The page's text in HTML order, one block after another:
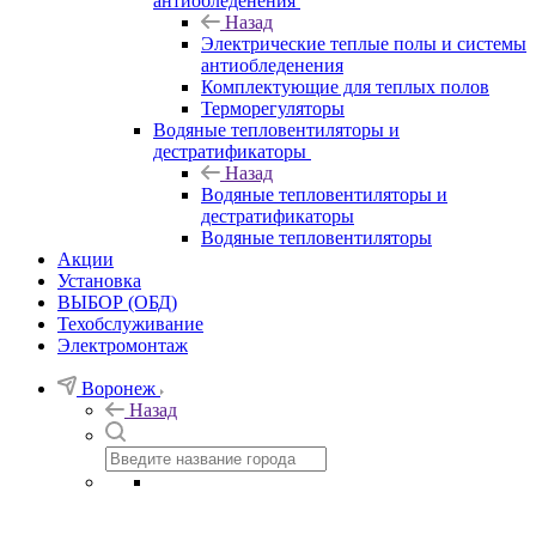
Назад
Электрические теплые полы и системы
антиобледенения
Комплектующие для теплых полов
Терморегуляторы
Водяные тепловентиляторы и
дестратификаторы
Назад
Водяные тепловентиляторы и
дестратификаторы
Водяные тепловентиляторы
Акции
Установка
ВЫБОР (ОБД)
Техобслуживание
Электромонтаж
Воронеж
Назад